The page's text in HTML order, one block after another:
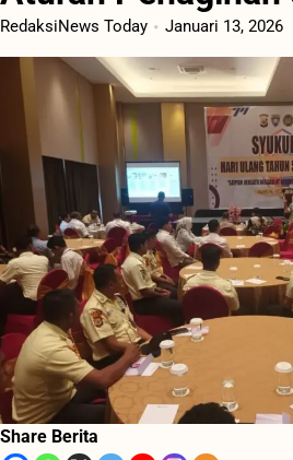
RedaksiNews Today Januari 13, 2026
Share Berita